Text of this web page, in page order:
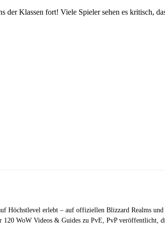
Klassen fort! Viele Spieler sehen es kritisch,
Höchstlevel erlebt – auf offiziellen Blizzard Realms
WoW Videos & Guides zu PvE, PvP veröffentlicht,